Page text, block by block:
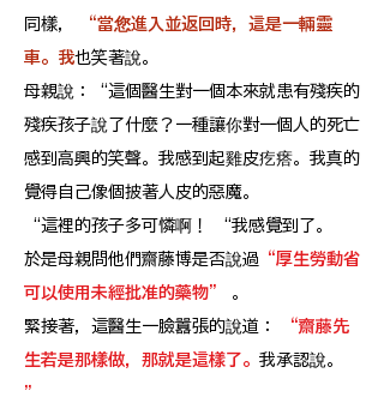
同樣，
“當您進入並返回時，這是一輛靈
車。我也笑著說。
母親說：“這個醫生對一個本來就患有殘疾的
殘疾孩子說了什麼？一種讓你對一個人的死亡
感到高興的笑聲。我感到起雞皮疙瘩。我真的
覺得自己像個披著人皮的惡魔。
“這裡的孩子多可憐啊！ “我感覺到了。
於是母親問他們齋藤博是否說過 “厚生勞動省
可以使用未經批准的藥物”
。
緊接著，這醫生一臉囂張的說道：
“齋藤先
生若是那樣做，那就是這樣了。 我承認說。
”